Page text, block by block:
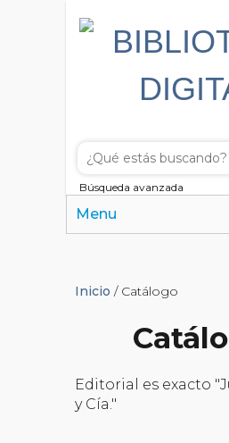
Búsqueda avanzada
Menu
Inicio / Catálogo
Editorial es exacto
y Cía."